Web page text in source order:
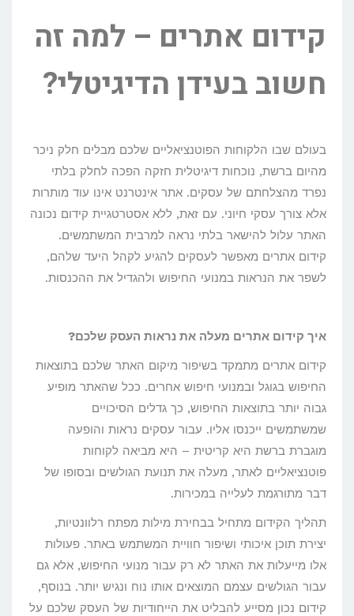
קידום אתרים – למה זה
חשוב בעידן הדיגיטלי?
בעולם שבו הלקוחות הפוטנציאליים שלכם מבלים חלק ניכר
מהיום ברשת, נוכחות דיגיטלית חזקה הפכה לחלק בלתי
נפרד מהצלחתם של עסקים. אתר אינטרנט אינו עוד מותרות
אלא צורך עסקי חיוני. עם זאת, ללא אסטרטגיית קידום נכונה
האתר עלול להישאר בלתי נראה למרבית המשתמשים.
קידום אתרים מאפשר לעסקים להגיע לקהל היעד שלהם,
לשפר את הנראות במנועי החיפוש ולהגדיל את ההכנסות.
איך קידום אתרים מעלה את נראות העסק שלכם?
קידום אתרים מתמקד בשיפור מיקום האתר שלכם בתוצאות
החיפוש בגוגל ובמנועי חיפוש אחרים. ככל שהאתר מופיע
גבוה יותר בתוצאות החיפוש, כך גדלים הסיכויים
שמשתמשים ייכנסו אליו. עבור עסקים נראות והופעה
מוגברת ברשת היא קריטית – היא מביאה לקוחות
פוטנציאליים לאתר, מעלה את תנועת הגולשים ובסופו של
דבר מתורגמת לעלייה במכירות.
תהליך הקידום מתחיל בבחירת מילות מפתח רלוונטיות,
יצירת תוכן איכותי ושיפור חוויית המשתמש באתר. פעולות
אלו מייעלות את האתר לא רק עבור מנועי החיפוש, אלא גם
עבור הגולשים עצמם המוצאים אותו נוח ונגיש יותר. בנוסף,
קידום נכון מסייע להבליט את הייחודיות של העסק שלכם על